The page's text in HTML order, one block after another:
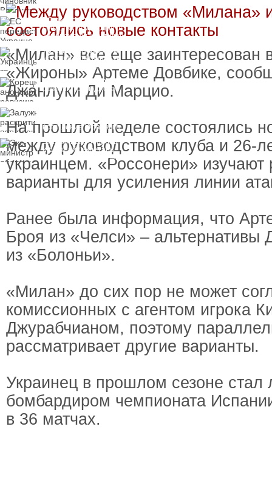
делу о растрате более
1 млрд гривен
ЕС передаст Украине
средства от доходов от
замороженных активов
Украинцы за рубежом
могут потерять доступ
к госжилью и выплатам
Корецкий анонсировал
ревизию госбюджета
раскритиковал
вступление Украины в
НАТО и предлагает
другие варианты
Экс-министр обороны
и бывший секретарь
СНБО Умеров получил
новую "вкусную"
должность
«Милан» все еще заинтересован
«Жироны» Артеме Довбике,
Джанлуки Ди Марцио.
На прошлой неделе состоялись
между руководством клуба и 26-
украинцем. «Россонери» изучают
варианты для усиления линии
Ранее была информация, что
Броя из «Челси» – альтернативы
из «Болоньи».
«Милан» до сих пор не может
комиссионных с агентом игрока
Джурабчианом, поэтому
рассматривает другие варианты.
Украинец в прошлом сезоне
бомбардиром чемпионата
в 36 матчах.